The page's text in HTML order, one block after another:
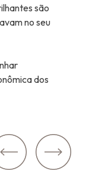
são
no seu
dos
Anterior: